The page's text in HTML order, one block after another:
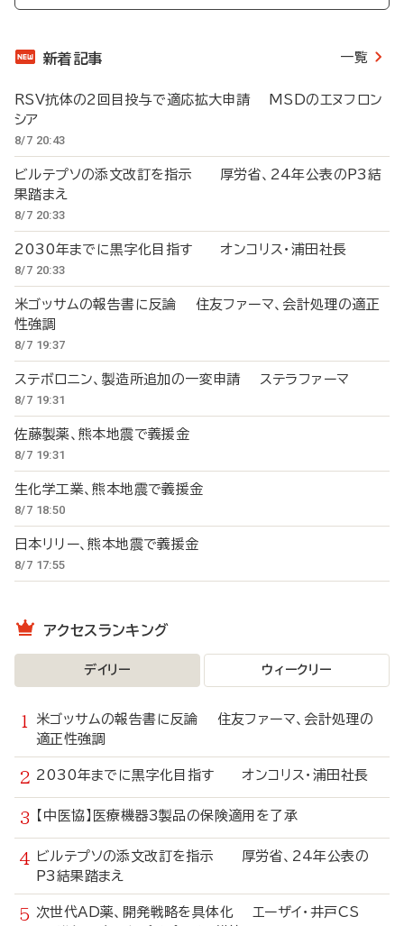
新着記事 一覧
RSV抗体の2回目投与で適応拡大申請 MSDのエヌフロン
シア
8/7 20:43
ビルテプソの添文改訂を指示 厚労省、24年公表のP3結
果踏まえ
8/7 20:33
2030年までに黒字化目指す オンコリス・浦田社長
8/7 20:33
米ゴッサムの報告書に反論 住友ファーマ、会計処理の適正
性強調
8/7 19:37
ステボロニン、製造所追加の一変申請 ステラファーマ
8/7 19:31
佐藤製薬、熊本地震で義援金
8/7 19:31
生化学工業、熊本地震で義援金
8/7 18:50
日本リリー、熊本地震で義援金
8/7 17:55
アクセスランキング
デイリー ウィークリー
米ゴッサムの報告書に反論 住友ファーマ、会計処理の
適正性強調
2030年までに黒字化目指す オンコリス・浦田社長
【中医協】医療機器3製品の保険適用を了承
ビルテプソの添文改訂を指示 厚労省、24年公表の
P3結果踏まえ
次世代AD薬、開発戦略を具体化 エーザイ・井戸CS